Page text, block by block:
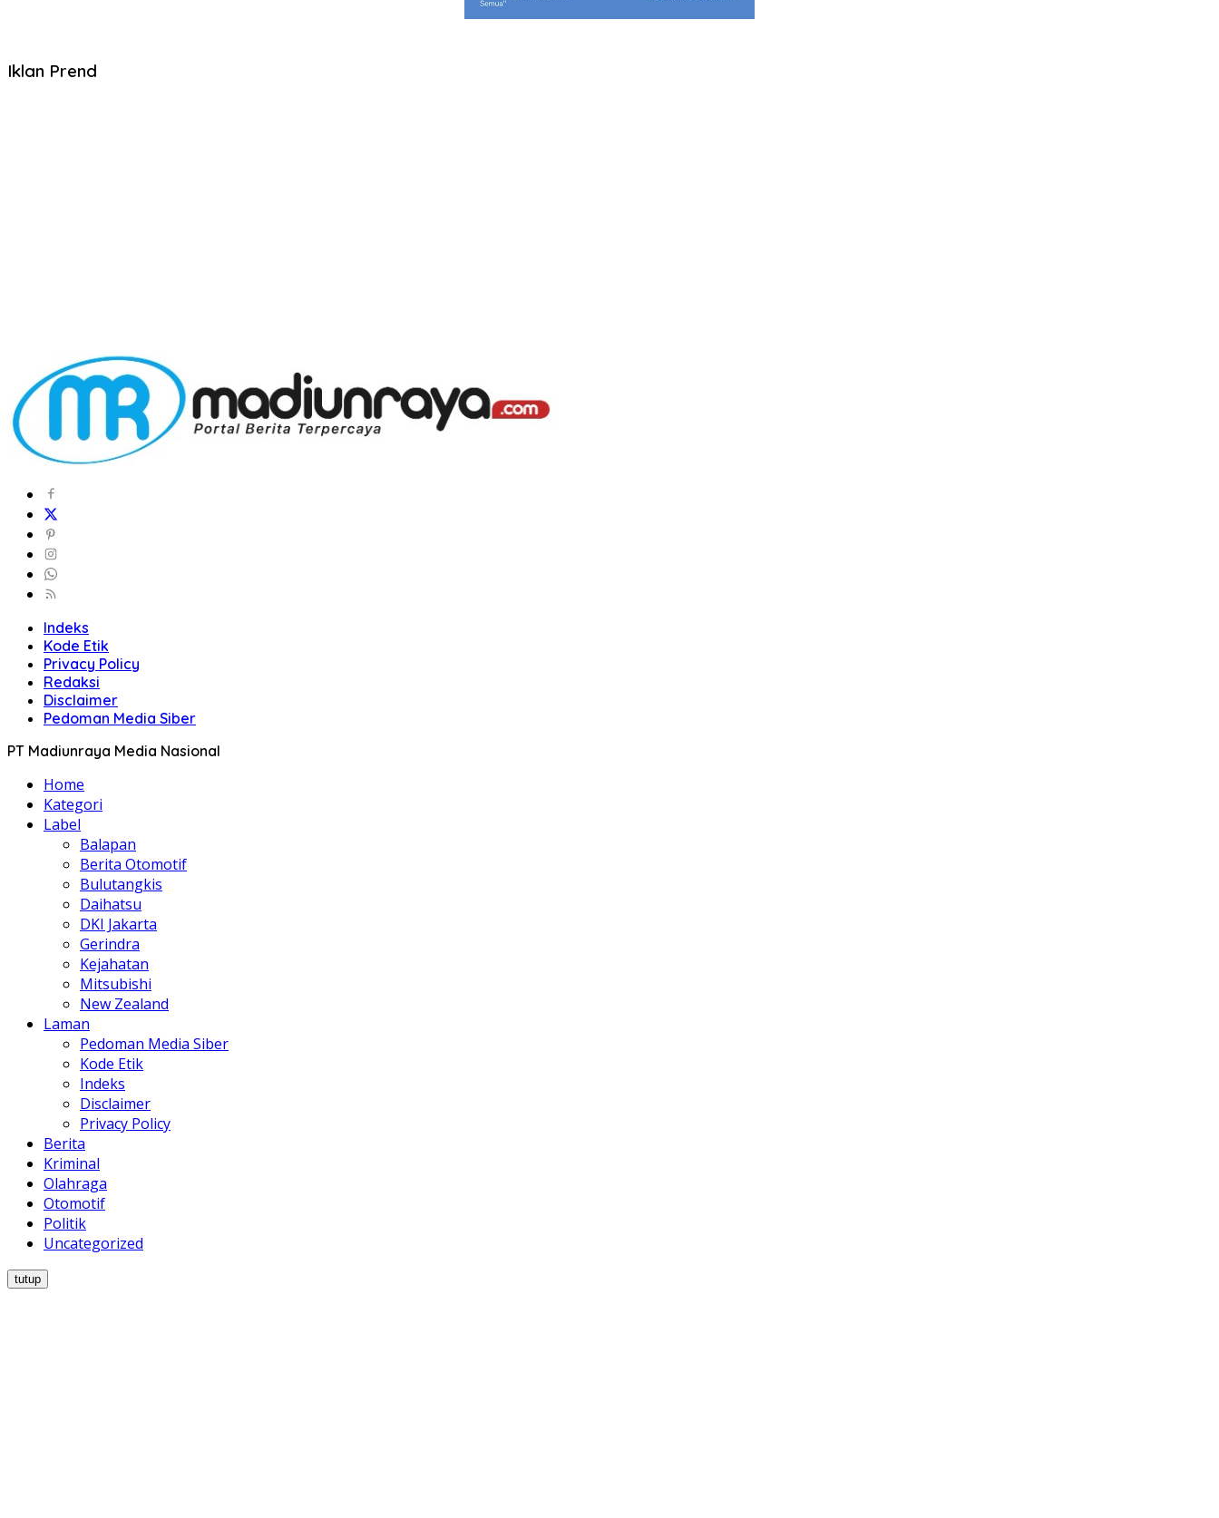
Iklan Prend
Indeks
Kode Etik
Privacy Policy
Redaksi
Disclaimer
Pedoman Media Siber
PT Madiunraya Media Nasional
Home
Kategori
Label
Balapan
Berita Otomotif
Bulutangkis
Daihatsu
DKI Jakarta
Gerindra
Kejahatan
Mitsubishi
New Zealand
Laman
Pedoman Media Siber
Kode Etik
Indeks
Disclaimer
Privacy Policy
Berita
Kriminal
Olahraga
Otomotif
Politik
Uncategorized
tutup